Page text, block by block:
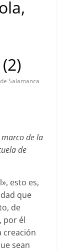
Salamanca
de la
de
esto es,
que
de
, por él
creación
sean